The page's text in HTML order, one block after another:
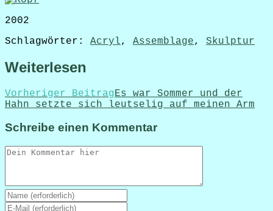
2002
Schlagwörter: Acryl, Assemblage, Skulptur
Weiterlesen
Vorheriger BeitragEs war Sommer und der
Hahn setzte sich leutselig auf meinen Arm
Schreibe einen Kommentar